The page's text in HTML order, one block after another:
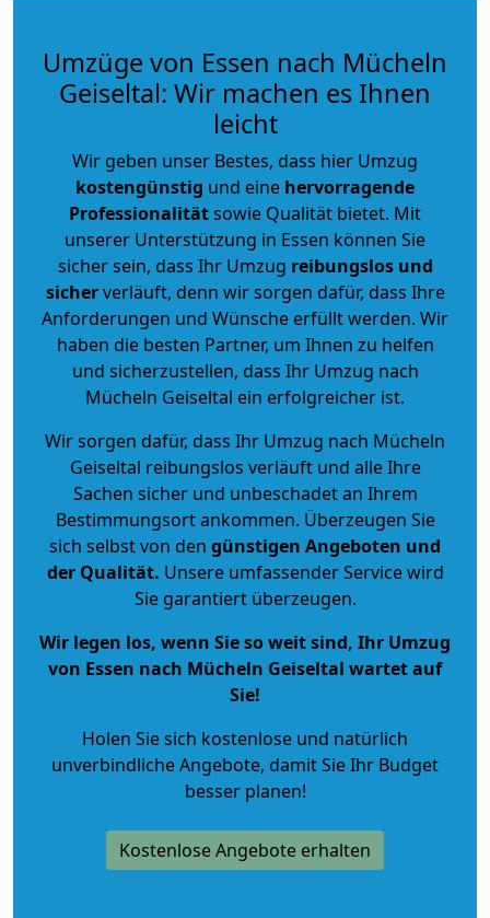
Umzüge von Essen nach Mücheln
Geiseltal: Wir machen es Ihnen
leicht
Wir geben unser Bestes, dass hier Umzug
kostengünstig und eine hervorragende
Professionalitätsowie Qualität bietet. Mit
unserer Unterstützung in Essen können Sie
sicher sein, dass Ihr Umzug reibungslos und
sicherverläuft, denn wir sorgen dafür, dass Ihre
Anforderungen und Wünsche erfüllt werden. Wir
haben die besten Partner, um Ihnen zu helfen
und sicherzustellen, dass Ihr Umzug nach
Mücheln Geiseltal ein erfolgreicher ist.
Wir sorgen dafür, dass Ihr Umzug nach Mücheln
Geiseltal reibungslos verläuft und alle Ihre
Sachen sicher und unbeschadet an Ihrem
Bestimmungsort ankommen. Überzeugen Sie
sich selbst von den günstigen Angeboten und
der Qualität. Unsere umfassender Service wird
Sie garantiert überzeugen.
Wir legen los, wenn Sie so weit sind, Ihr Umzug
von Essen nach Mücheln Geiseltal wartet auf
Sie!
Holen Sie sich kostenlose und natürlich
unverbindliche Angebote, damit Sie Ihr Budget
besser planen!
Kostenlose Angebote erhalten